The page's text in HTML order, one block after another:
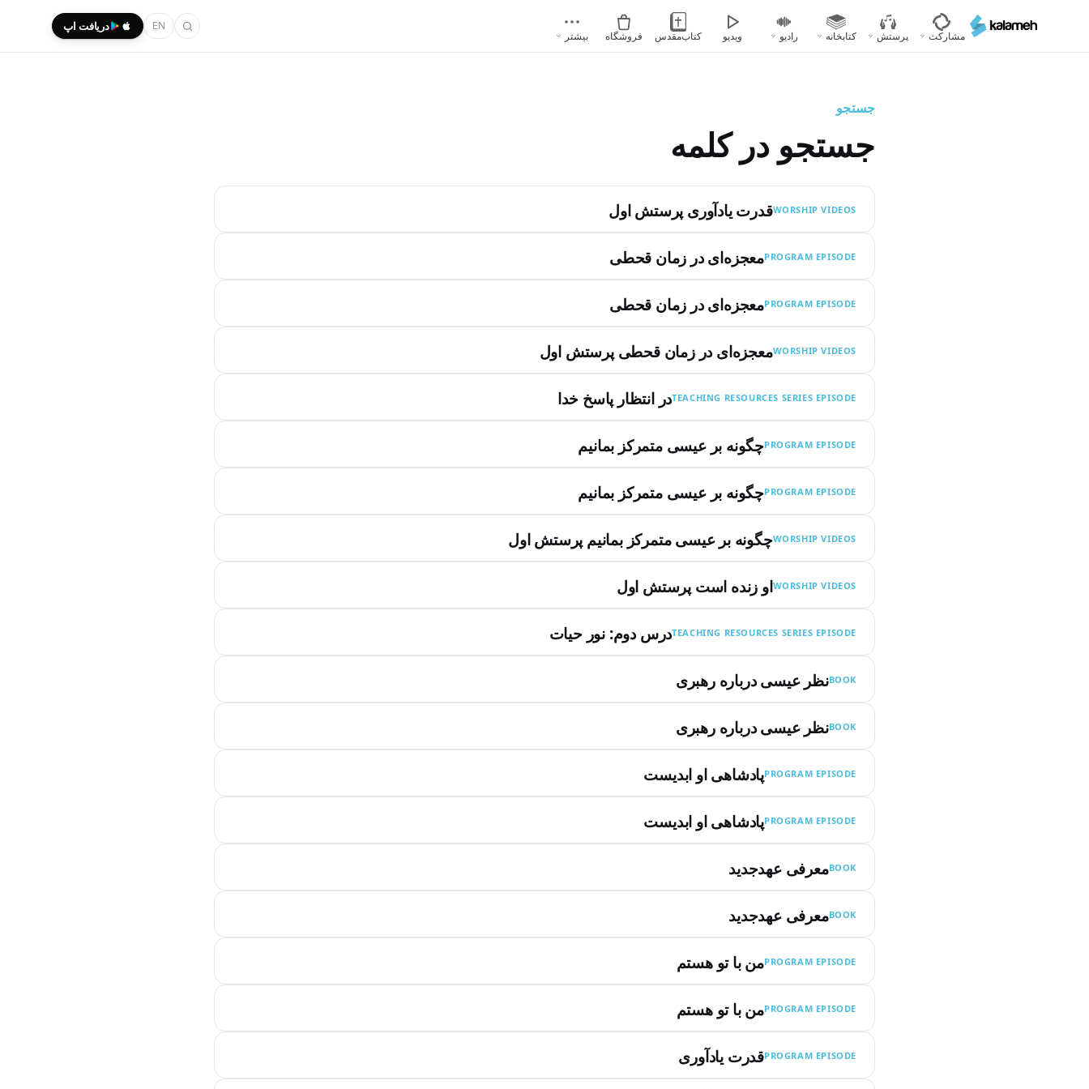
محتوای
مشارکت پرستش کتابخانه رادیو ویدیو کتاب‌مقدس فروشگاه بیشتر
EN دریافت اپ
جستجو
جستجو در کلمه
WORSHIP VIDEOSقدرت یادآوری پرستش اول
PROGRAM EPISODEمعجزه‌ای در زمان قحطی
PROGRAM EPISODEمعجزه‌ای در زمان قحطی
WORSHIP VIDEOSمعجزه‌ای در زمان قحطی پرستش اول
TEACHING RESOURCES SERIES EPISODEدر انتظار پاسخ خدا
PROGRAM EPISODEچگونه بر عیسی متمرکز بمانیم
PROGRAM EPISODEچگونه بر عیسی متمرکز بمانیم
WORSHIP VIDEOSچگونه بر عیسی متمرکز بمانیم پرستش اول
WORSHIP VIDEOSاو زنده است پرستش اول
TEACHING RESOURCES SERIES EPISODEدرس دوم: نور حیات
BOOKنظر عیسی درباره رهبری
BOOKنظر عیسی درباره رهبری
PROGRAM EPISODEپادشاهی او ابدیست
PROGRAM EPISODEپادشاهی او ابدیست
BOOKمعرفی عهدجدید
BOOKمعرفی عهدجدید
PROGRAM EPISODEمن با تو هستم
PROGRAM EPISODEمن با تو هستم
PROGRAM EPISODEقدرت یادآوری